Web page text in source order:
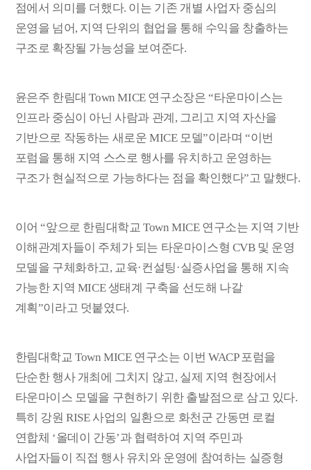
점에서 의미를 더했다. 이는 기존 개별 사업자 중심의
운영을 넘어, 지역 단위의 협업을 통해 수익을 창출하는
구조로 확장될 가능성을 보여준다.
윤은주 한림대Town MICE 연구소장은 “타운마이스는
인프라 중심이 아닌 사람과 관계 , 그리고 지역 자산을
기반으로 작동하는 새로운MICE 모델”이라며 “이번
포럼을 통해 지역 스스로 행사를 유치하고 운영하는
구조가 현실적으로 가능하다는 점을 확인했다”고 말했다.
이어 “앞으로 한림대학교Town MICE 연구소는 지역 기반
이해관계자들이 주체가 되는 타운마이스형 CVB 및 운영
모델을 구체화하고, 교육· 컨설팅 ·실증사업을 통해 지속
가능한 지역 MICE생태계 구축을 선도해 나갈
계획”이라고 덧붙였다.
한림대학교Town MICE 연구소는 이번WACP 포럼을
단순한 행사 개최에 그치지 않고, 실제 지역 현장에서
타운마이스 모델을 구현하기 위한 출발점으로 삼고 있다.
특히 강원RISE 사업의 일환으로 화천군 간동면 로컬
연합체 ‘올데이 간동’과 협력하여 지역 주민과
사업자들이 직접 행사 유치와 운영에 참여하는 실증형